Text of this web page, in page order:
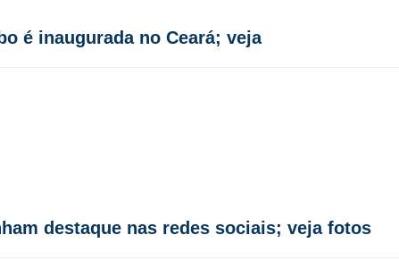
é inaugurada no Ceará; veja
destaque nas redes sociais; veja fotos